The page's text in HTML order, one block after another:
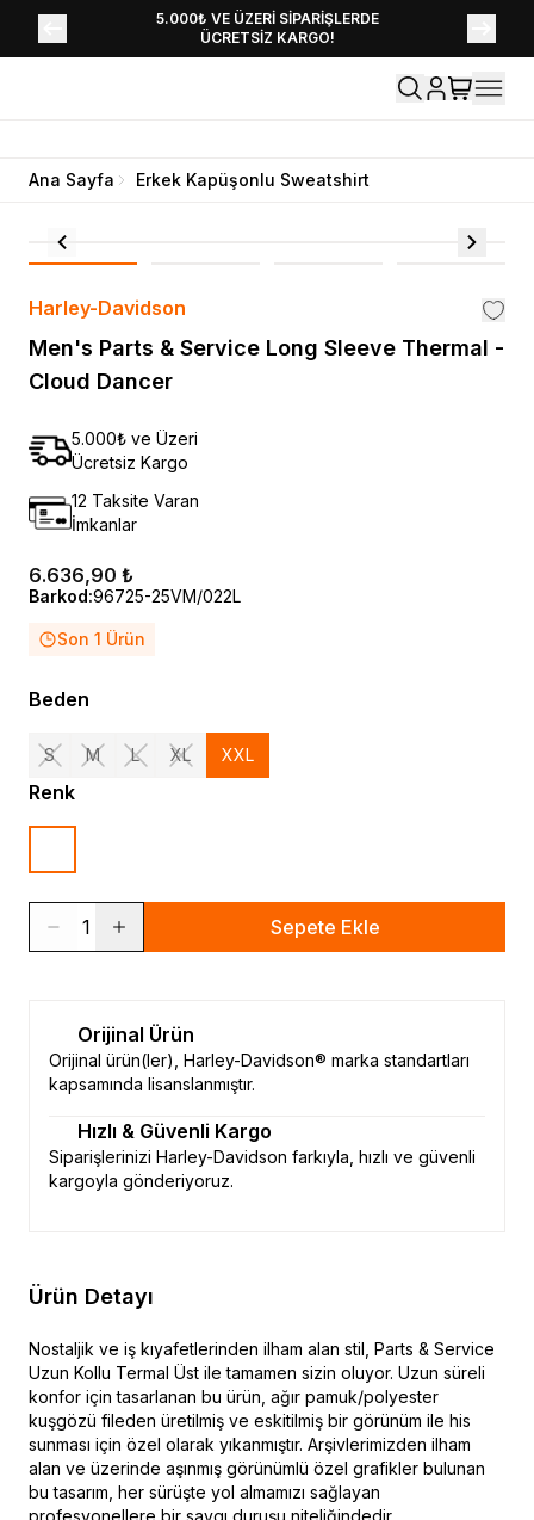
5.000₺ VE ÜZERİ SİPARİŞLERDE
ÜCRETSİZ KARGO!
YENİ SEZON KOLEKSİYONU EKLENDİ,
HEMEN KEŞFET!
Ana Sayfa Erkek Kapüşonlu Sweatshirt
Harley-Davidson
Men's Parts & Service Long Sleeve Thermal -
Cloud Dancer
5.000₺ ve Üzeri
Ücretsiz Kargo
12 Taksite Varan
İmkanlar
6.636,90 ₺
Barkod:96725-25VM/022L
Son 1 Ürün
Beden
S M L XL XXL
Renk
1 Sepete Ekle
Orijinal Ürün
Orijinal ürün(ler), Harley-Davidson® marka standartları
kapsamında lisanslanmıştır.
Hızlı & Güvenli Kargo
Siparişlerinizi Harley-Davidson farkıyla, hızlı ve güvenli
kargoyla gönderiyoruz.
Ürün Detayı
Nostaljik ve iş kıyafetlerinden ilham alan stil, Parts & Service
Uzun Kollu Termal Üst ile tamamen sizin oluyor. Uzun süreli
konfor için tasarlanan bu ürün, ağır pamuk/polyester
kuşgözü fileden üretilmiş ve eskitilmiş bir görünüm ile his
sunması için özel olarak yıkanmıştır. Arşivlerimizden ilham
alan ve üzerinde aşınmış görünümlü özel grafikler bulunan
bu tasarım, her sürüşte yol almamızı sağlayan
profesyonellere bir saygı duruşu niteliğindedir.